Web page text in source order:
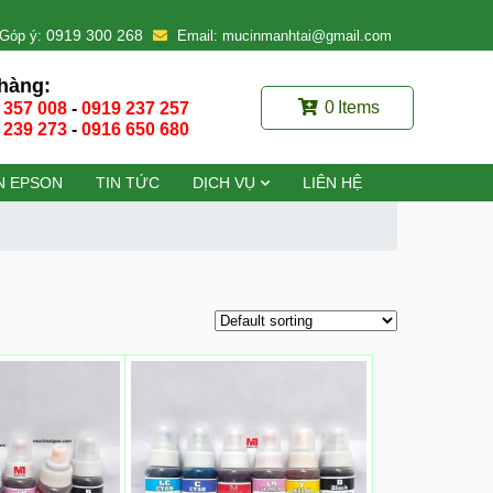
Góp ý: 0919 300 268 Email: mucinmanhtai@gmail.com
008- 0919 237 257
273- 0916 650 680
0 Items
EPSON TIN TỨC DỊCH VỤ LIÊN HỆ